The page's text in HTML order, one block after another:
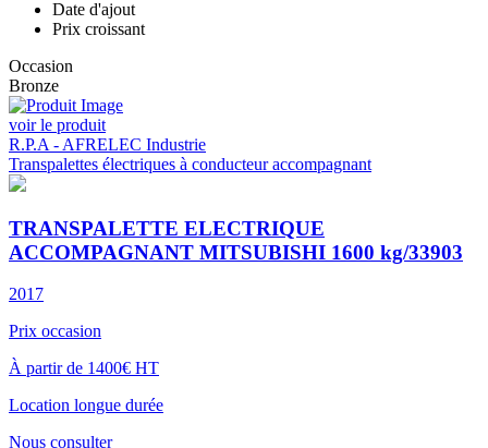
une large gamme de transpalettes électriques à conducteur
Date d'ajout
Prix croissant
Occasion
Bronze
voir le produit
R.P.A - AFRELEC Industrie
Transpalettes électriques à conducteur accompagnant
TRANSPALETTE ELECTRIQUE
ACCOMPAGNANT MITSUBISHI 1600 kg/33903
2017
Prix occasion
À partir de 1400€ HT
Location longue durée
Nous consulter